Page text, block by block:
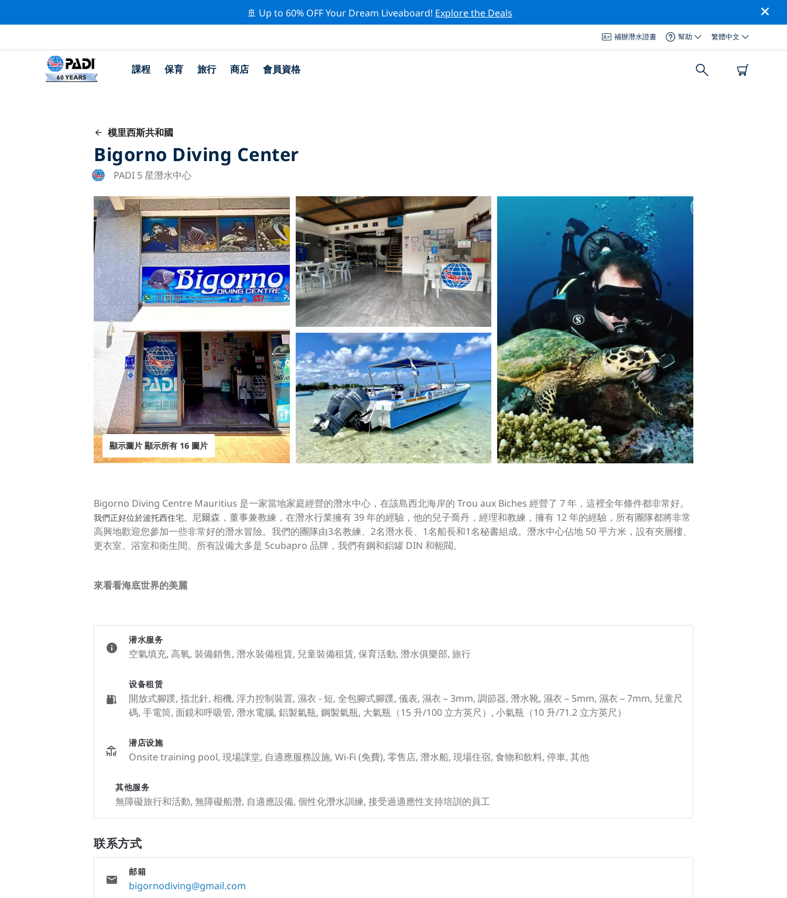
🚢 Up to 60% OFF Your Dream Liveaboard! Explore the Deals
補辦潛水證書 幫助 繁體中文
課程 保育 旅行 商店 會員資格
模里西斯共和國
Bigorno Diving Center
PADI 5 星潛水中心
顯示圖片 顯示所有 16 圖片
Bigorno Diving Centre Mauritius 是一家當地家庭經營的潛水中心，在該島西北海岸的 Trou aux Biches 經營了 7 年，這裡全年條件都非常好。
我們正好位於波托西住宅。
尼爾森，董事兼教練，在潛水行業擁有 39 年的經驗，他的兒子喬丹，經理和教練，擁有 12 年的經驗，所有團隊都將非常
高興地歡迎您參加一些非常好的潛水冒險。我們的團隊由3名教練、2名潛水長、1名船長和1名秘書組成。潛水中心佔地 50 平方米，設有夾層樓、
更衣室、浴室和衛生間。所有設備大多是 Scubapro 品牌，我們有鋼和鋁罐 DIN 和軛閥。
來看看海底世界的美麗
潜水服务
空氣填充, 高氧, 裝備銷售, 潛水裝備租賃, 兒童裝備租賃, 保育活動, 潛水俱樂部, 旅行
设备租赁
開放式腳蹼, 指北針, 相機, 浮力控制裝置, 濕衣 - 短, 全包腳式腳蹼, 儀表, 濕衣 – 3mm, 調節器, 潛水靴, 濕衣 – 5mm, 濕衣 – 7mm, 兒童尺
碼, 手電筒, 面鏡和呼吸管, 潛水電腦, 鋁製氣瓶, 鋼製氣瓶, 大氣瓶（15 升/100 立方英尺）, 小氣瓶（10 升/71.2 立方英尺）
潜店设施
Onsite training pool, 現場課堂, 自適應服務設施, Wi-Fi (免費), 零售店, 潛水船, 現場住宿, 食物和飲料, 停車, 其他
其他服务
無障礙旅行和活動, 無障礙船潛, 自適應設備, 個性化潛水訓練, 接受過適應性支持培訓的員工
联系方式
邮箱
bigornodiving@gmail.com